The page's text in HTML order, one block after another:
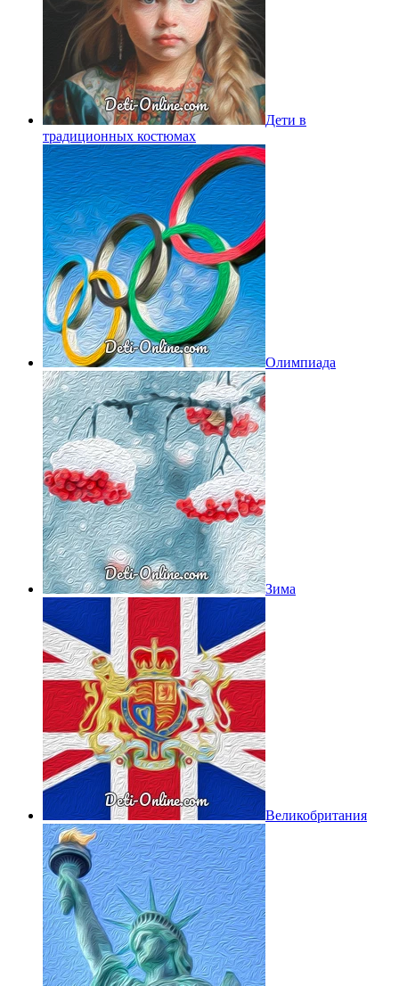
Дети в
традиционных костюмах
Олимпиада
Зима
Великобритания